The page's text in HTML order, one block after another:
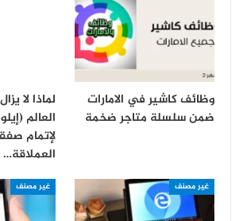
وظائف كاشير في الامارات
ضمن سلسلة متاجر ضخمة
لماذا لا
العالم
لإتمام
العملاقة…
غير مصنف غير مصنف